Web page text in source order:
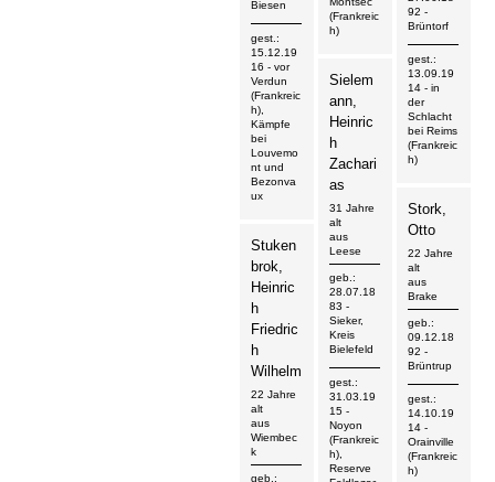
(Frankreic
h)
Biesen
gest.:
15.12.19
16 - vor
Verdun
(Frankreic
h),
Kämpfe
bei
Louvemo
nt und
Bezonva
ux
92 -
Brüntorf
gest.:
13.09.19
14- in
der
Schlacht
bei Reims
(Frankreic
h)
Sielem
ann,
Heinric
h
Zachari
as
31 Jahre
alt
aus
Leese
geb.:
28.07.18
83 -
Sieker,
Kreis
Bielefeld
gest.:
31.03.19
15-
Noyon
(Frankreic
h),
Reserve
Stork,
Otto
22 Jahre
alt
aus
Brake
geb.:
09.12.18
92 -
Brüntrup
gest.:
14.10.19
14-
Orainville
(Frankreic
h)
Stuken
brok,
Heinric
h
Friedric
h
Wilhelm
22 Jahre
alt
aus
Wiembec
k
geb.: